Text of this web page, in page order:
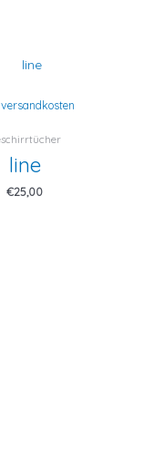
versandkosten
line
€25,00